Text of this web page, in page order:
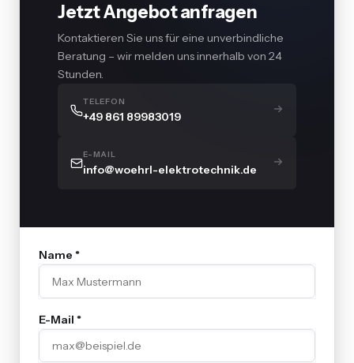
Jetzt Angebot anfragen
Kontaktieren Sie uns für eine unverbindliche
Beratung – wir melden uns innerhalb von 24
Stunden.
TELEFON
+49 861 89983019
E-MAIL
info@woehrl-elektrotechnik.de
Name *
E-Mail *